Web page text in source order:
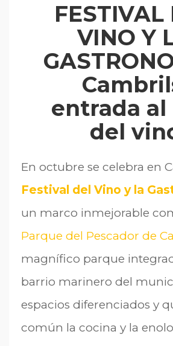
FESTIVAL
VINO Y
entrada al
del
En octubre se celebra en
Festival del Vino y la
un marco inmejorable
Parque del Pescador de
magnífico parque
barrio marinero del
espacios diferenciados y
común la cocina y la